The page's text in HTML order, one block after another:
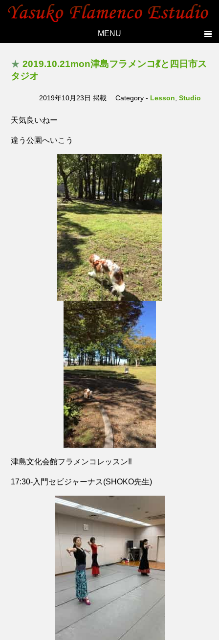
MENU
Topics
Lesson
Live
★ 2019.10.21mon津島フラメンコ💃と四日市ス
タジオ
2019年10月23日 掲載 Category - Lesson ,Studio
天気良いねー
違う公園へいこう
津島文化会館フラメンコレッスン‼️
17:30-入門セビジャーナス(SHOKO先生)